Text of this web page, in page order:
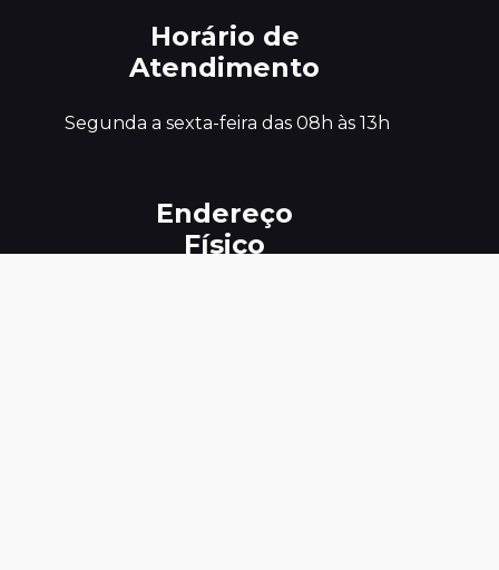
Horário de
Atendimento
Segunda a sexta-feira das 08h às 13h
Endereço
Físico